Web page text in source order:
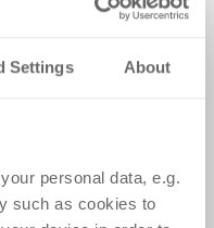
Settings About
personal data, e.g.
such as cookies to
2. August